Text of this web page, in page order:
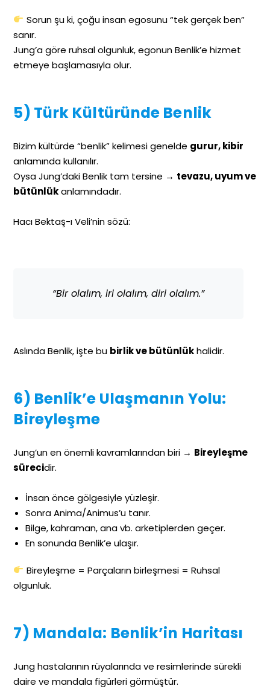
Sorun şu ki, çoğu insan egosunu “tek gerçek ben”
sanır.
Jung’a göre ruhsal olgunluk, egonun Benlik’e hizmet
etmeye başlamasıyla olur.
5) Türk Kültüründe Benlik
Bizim kültürde “benlik” kelimesi genelde gurur, kibir
anlamında kullanılır.
Oysa Jung’daki Benlik tam tersine → tevazu, uyum ve
bütünlükanlamındadır.
Hacı Bektaş-ı Veli’nin sözü:
“Bir olalım, iri olalım, diri olalım.”
Aslında Benlik, işte bu birlik ve bütünlükhalidir.
6) Benlik’e Ulaşmanın Yolu:
Bireyleşme
Jung’un en önemli kavramlarından biri → Bireyleşme
sürecidir.
İnsan önce gölgesiyle yüzleşir.
Sonra Anima/Animus’u tanır.
Bilge, kahraman, ana vb. arketiplerden geçer.
En sonunda Benlik’e ulaşır.
Bireyleşme = Parçaların birleşmesi = Ruhsal
olgunluk.
7) Mandala: Benlik’in Haritası
Jung hastalarının rüyalarında ve resimlerinde sürekli
daire ve mandala figürleri görmüştür.